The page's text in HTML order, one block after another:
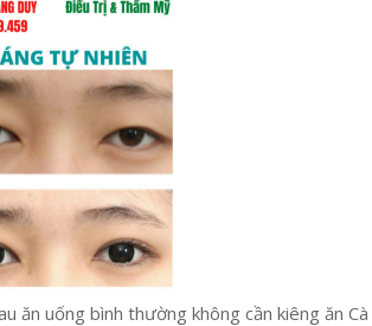
ăn uống bình thường không cần kiêng ăn Cà